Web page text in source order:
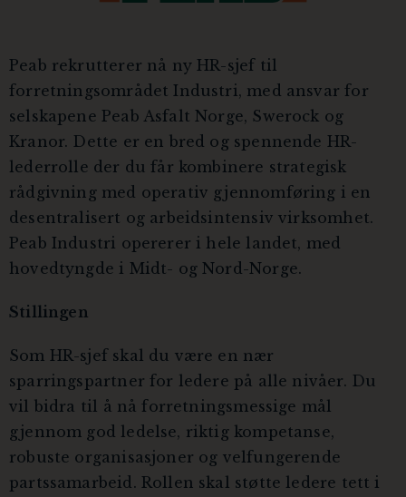
Peab rekrutterer nå ny HR-sjef til
forretningsområdet Industri, med ansvar for
selskapene Peab Asfalt Norge, Swerock og
Kranor. Dette er en bred og spennende HR-
lederrolle der du får kombinere strategisk
rådgivning med operativ gjennomføring i en
desentralisert og arbeidsintensiv virksomhet.
Peab Industri opererer i hele landet, med
hovedtyngde i Midt- og Nord-Norge.
Stillingen
Som HR-sjef skal du være en nær
sparringspartner for ledere på alle nivåer. Du
vil bidra til å nå forretningsmessige mål
gjennom god ledelse, riktig kompetanse,
robuste organisasjoner og velfungerende
partssamarbeid. Rollen skal støtte ledere tett i